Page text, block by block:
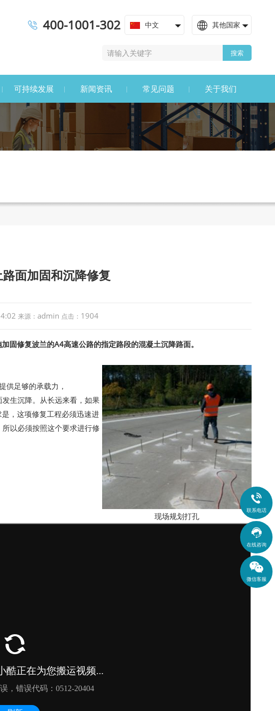
400-1001-302 中文 其他国家
搜索
可持续发展 新闻资讯 常见问题 关于我们
面加固和沉降修复
来源： admin 点击： 1904
固修复波兰的A4高速公路的指定路段的混凝土沉降路面。
现场规划打孔
供足够的承载力，
生沉降。从长远来看，如果
，这项修复工程必须迅速进
以必须按照这个要求进行修

联系电话

在线咨询
微信客服